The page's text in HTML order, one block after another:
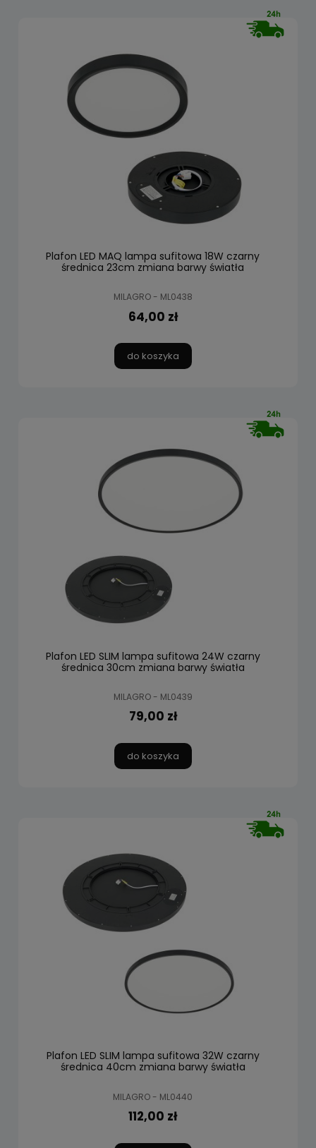
Plafon LED MAQ lampa sufitowa 18W czarny
średnica 23cm zmiana barwy światła
MILAGRO - ML0438
64,00 zł
do koszyka
Plafon LED SLIM lampa sufitowa 24W czarny
średnica 30cm zmiana barwy światła
MILAGRO - ML0439
79,00 zł
do koszyka
Plafon LED SLIM lampa sufitowa 32W czarny
średnica 40cm zmiana barwy światła
MILAGRO - ML0440
112,00 zł